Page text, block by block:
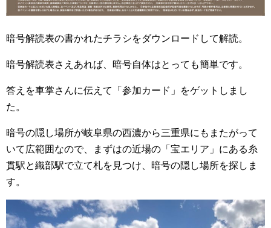
暗号解読表の書かれたチラシをダウンロードして解読。
暗号解読表さえあれば、暗号自体はとっても簡単です。
答えを車掌さんに伝えて「参加カード」をゲットしまし
た。
暗号の隠し場所が岐阜県の西濃から三重県にもまたがって
いて広範囲なので、まずはの近場の「宝エリア」にある糸
貫駅と織部駅で立て札を見つけ、暗号の隠し場所を探しま
す。